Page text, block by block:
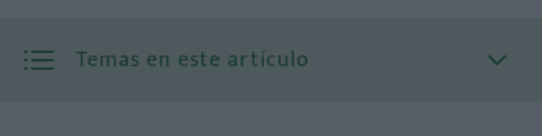
Temas en este artículo